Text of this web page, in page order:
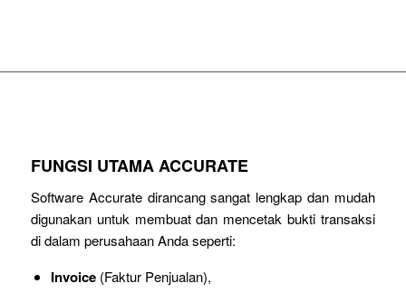
FUNGSI UTAMA ACCURATE
Software Accurate dirancang sangat lengkap dan mudah
digunakan untuk membuat dan mencetak bukti transaksi
di dalam perusahaan Anda seperti:
Invoice(Faktur Penjualan),